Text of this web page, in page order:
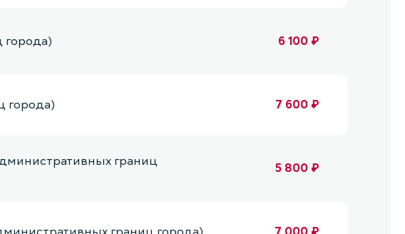
города) 6 100 ₽
города) 7 600 ₽
границ
5 800 ₽